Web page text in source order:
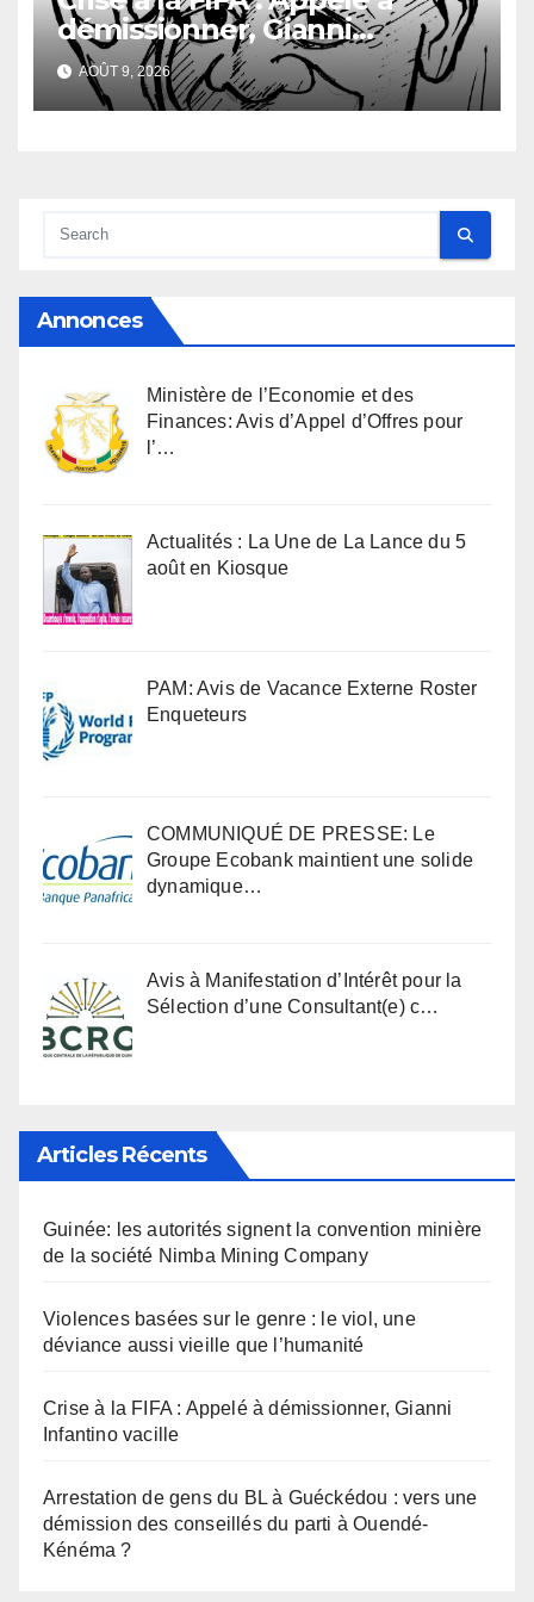
démissionner, Gianni
Infantino vacille
AOÛT 9, 2026
Annonces
Ministère de l’Economie et des
Finances: Avis d’Appel d’Offres pour
l’…
Actualités : La Une de La Lance du 5
août en Kiosque
PAM: Avis de Vacance Externe Roster
Enqueteurs
COMMUNIQUÉ DE PRESSE: Le
Groupe Ecobank maintient une solide
dynamique…
Avis à Manifestation d’Intérêt pour la
Sélection d’une Consultant(e) c…
Articles Récents
Guinée: les autorités signent la convention minière
de la société Nimba Mining Company
Violences basées sur le genre : le viol, une
déviance aussi vieille que l’humanité
Crise à la FIFA : Appelé à démissionner, Gianni
Infantino vacille
Arrestation de gens du BL à Guéckédou : vers une
démission des conseillés du parti à Ouendé-
Kénéma ?